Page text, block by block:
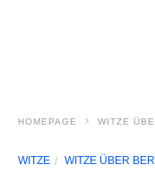
HOMEPAGE WITZE
WITZE WITZE ÜBER